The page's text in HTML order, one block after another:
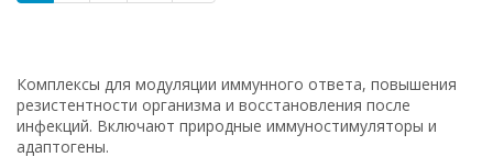
Комплексы для модуляции иммунного ответа, повышения
резистентности организма и восстановления после
инфекций. Включают природные иммуностимуляторы и
адаптогены.